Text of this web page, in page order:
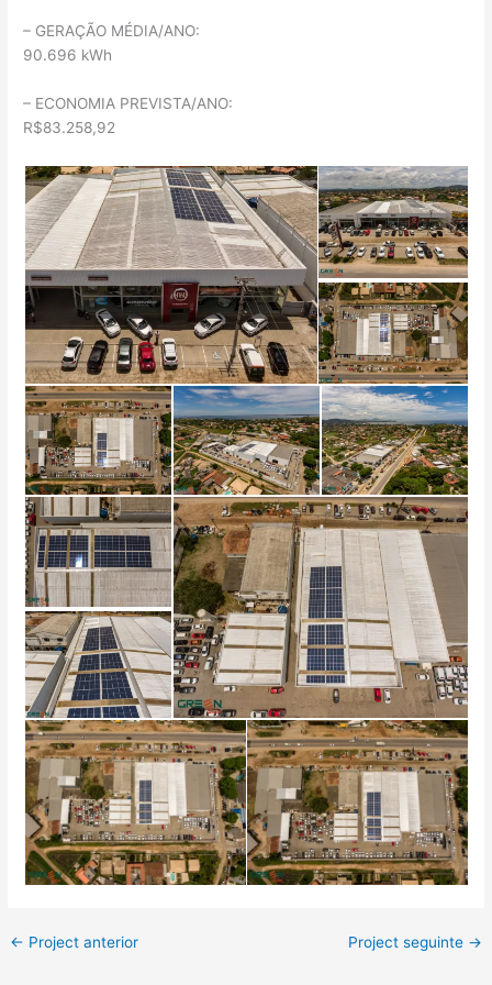
– GERAÇÃO MÉDIA/ANO:
90.696 kWh
– ECONOMIA PREVISTA/ANO:
R$83.258,92
← Project anterior Project seguinte →